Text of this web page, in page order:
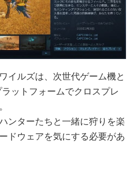
イルズは、次世代ゲーム機と
ットフォームでクロスプレ
ンターたちと一緒に狩りを楽
ドウェアを気にする必要があ